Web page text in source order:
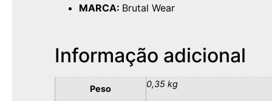
MARCA: Brutal Wear
Informação adicional
Peso 0,35 kg